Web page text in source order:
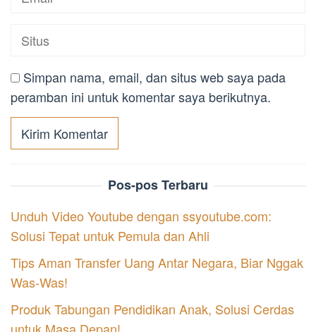
Simpan nama, email, dan situs web saya pada
peramban ini untuk komentar saya berikutnya.
Pos-pos Terbaru
Unduh Video Youtube dengan ssyoutube.com:
Solusi Tepat untuk Pemula dan Ahli
Tips Aman Transfer Uang Antar Negara, Biar Nggak
Was-Was!
Produk Tabungan Pendidikan Anak, Solusi Cerdas